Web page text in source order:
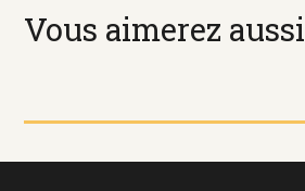
Vous aimerez aussi